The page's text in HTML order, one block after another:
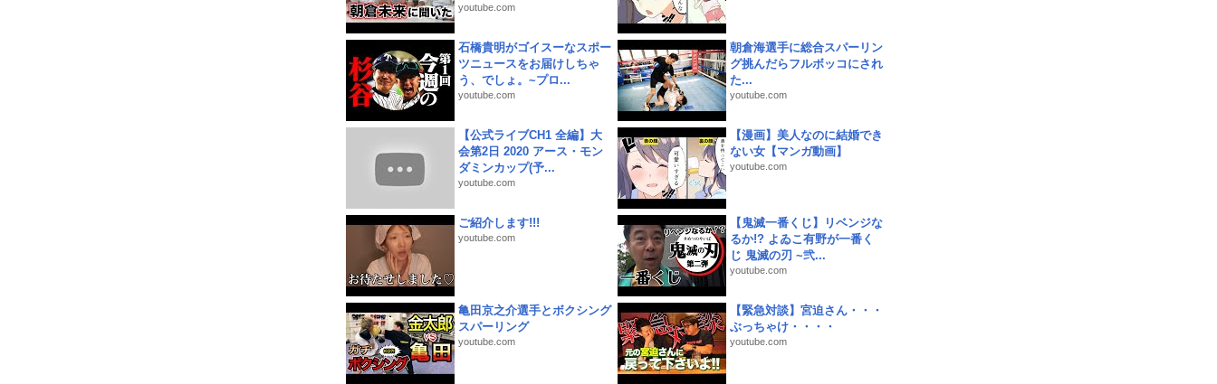
youtube.com
石橋貴明がゴイスーなスポー
ツニュースをお届けしちゃ
う、でしょ。~プロ...
youtube.com
朝倉海選手に総合スパーリン
グ挑んだらフルボッコにされ
た...
youtube.com
【公式ライブCH1 全編】大
会第2日 2020 アース・モン
ダミンカップ(予...
youtube.com
【漫画】美人なのに結婚でき
ない女【マンガ動画】
youtube.com
ご紹介します!!!
youtube.com
【鬼滅一番くじ】リベンジな
るか!? よゐこ有野が一番く
じ 鬼滅の刃 ~弐...
youtube.com
亀田京之介選手とボクシング
スパーリング
youtube.com
【緊急対談】宮迫さん・・・
ぶっちゃけ・・・・
youtube.com